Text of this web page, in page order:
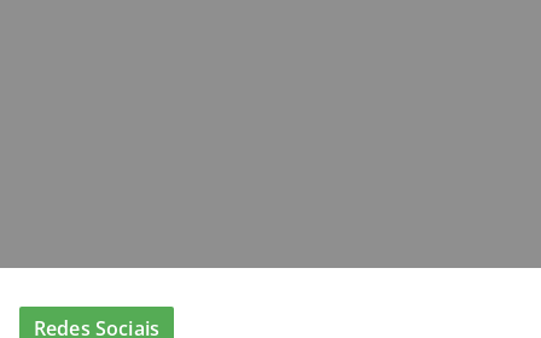
Redes Sociais